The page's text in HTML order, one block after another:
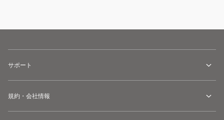
サポート
規約・会社情報